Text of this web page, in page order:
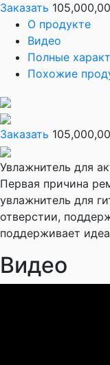
Заказать
О продукте
Видео
Полные
Похожие
Заказать
Увлажнитель для
Первая причина
увлажнитель для
отверстии,
поддерживает
Видео